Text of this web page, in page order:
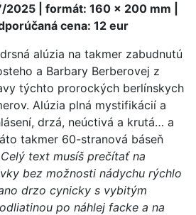
2025 | formát: 160 x 200 mm |
cena: 12 eur
alúzia na takmer zabudnutú
a Barbary Berberovej z
týchto prorockých berlínskych
Alúzia plná mystifikácií a
drzá, neúctivá a krutá… a
takmer 60-stranová báseň
text musíš prečítať na
bez možnosti nádychu rýchlo
drzo cynicky s vybitým
po náhlej facke a na